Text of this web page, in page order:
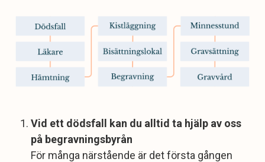
Vid ett dödsfall kan du alltid ta hjälp av oss
på begravningsbyrån
För många närstående är det första gången